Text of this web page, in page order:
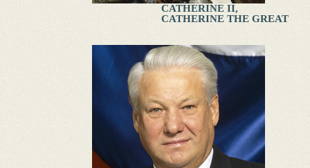
CATHERINE II,
CATHERINE THE GREAT